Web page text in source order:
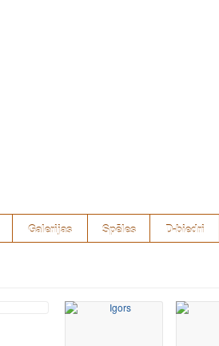
Galerijas Spēles D-biedri